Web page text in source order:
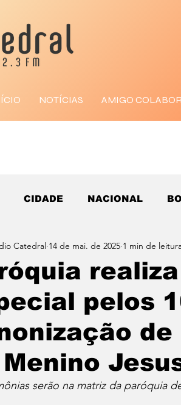
NOTÍCIAS AMIGO
CIDADE NACIONAL
pelos
de
Catedral 14 de mai. de 2025 1 min de
serão na matriz da paróquia